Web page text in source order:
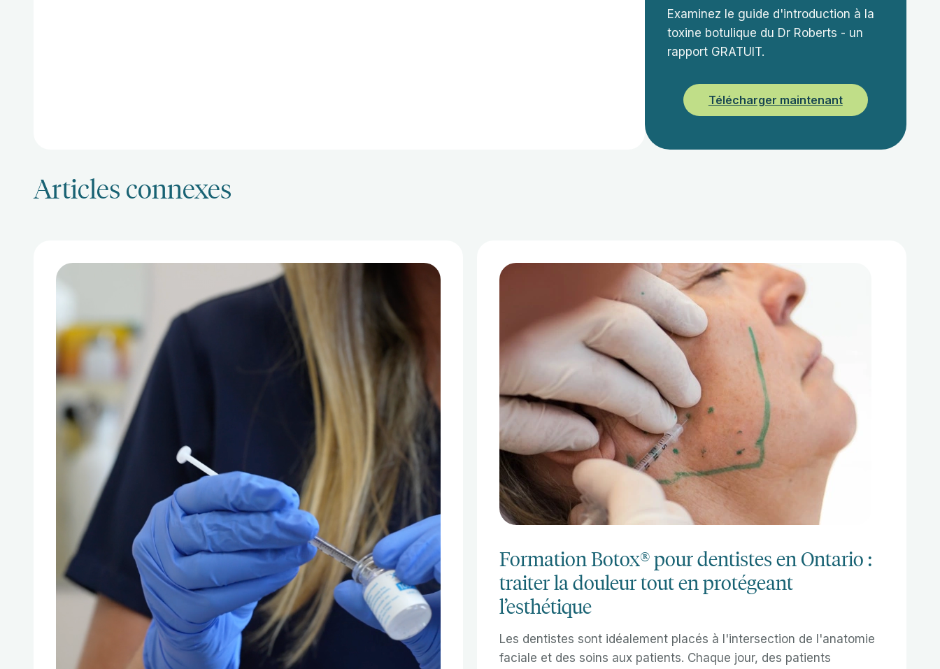
Examinez le guide d'introduction à la
toxine botulique du Dr Roberts - un
rapport GRATUIT.
Télécharger maintenant
Articles connexes
Formation Botox® pour dentistes en Ontario :
traiter la douleur tout en protégeant
l’esthétique
Les dentistes sont idéalement placés à l'intersection de l'anatomie
faciale et des soins aux patients. Chaque jour, des patients